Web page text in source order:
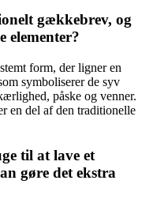
gækkebrev, og
elementer?
form, der ligner en
symboliserer de syv
påske og venner.
en del af den traditionelle
til at lave et
gøre det ekstra